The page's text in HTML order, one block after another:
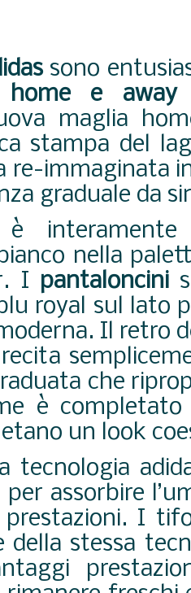
sono
home e away
maglia
stampa del
re-immaginata
graduale da
nella
I pantaloncini
royal sul lato
Il retro
che
è
un look
tecnologia
assorbire
I
della stessa